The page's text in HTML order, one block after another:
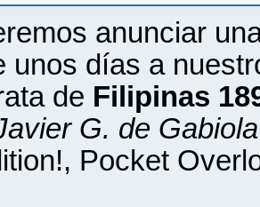
anunciar
unos días a
de Filipinas
G. de Gabiola
Pocket